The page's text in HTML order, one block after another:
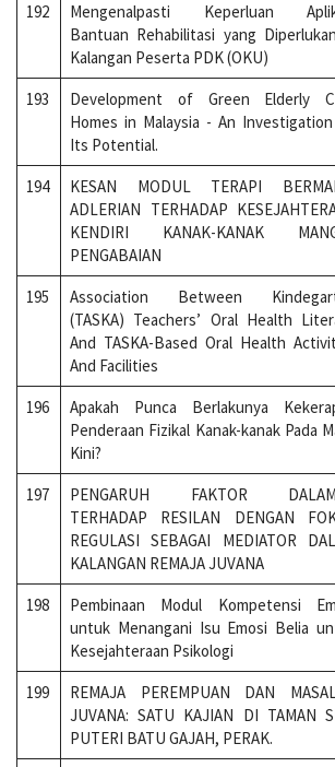
192
Mengenalpasti Keperluan
Bantuan Rehabilitasi yang
Kalangan Peserta PDK (OKU)
193
Development of Green Elderly
Homes in Malaysia - An
Its Potential.
194
KESAN MODUL TERAPI
ADLERIAN TERHADAP
KENDIRI KANAK-KANAK
PENGABAIAN
195
Association Between
(TASKA) Teachers’ Oral Health
And TASKA-Based Oral Health
And Facilities
196
Apakah Punca Berlakunya
Penderaan Fizikal Kanak-kanak Pada
Kini?
197
PENGARUH FAKTOR
TERHADAP RESILAN DENGAN
REGULASI SEBAGAI MEDIATOR
KALANGAN REMAJA JUVANA
198
Pembinaan Modul Kompetensi
untuk Menangani Isu Emosi Belia
Kesejahteraan Psikologi
199
REMAJA PEREMPUAN DAN
JUVANA: SATU KAJIAN DI TAMAN
PUTERI BATU GAJAH, PERAK.